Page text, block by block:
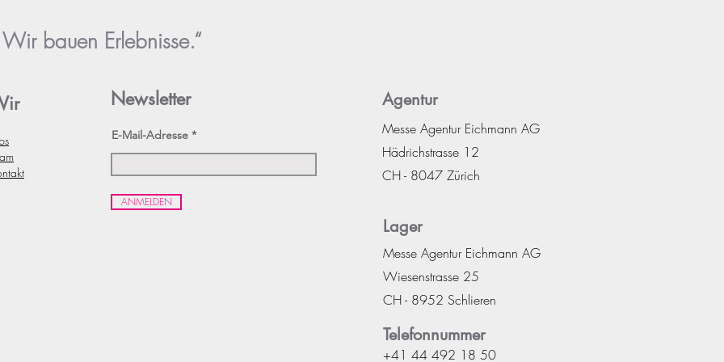
Konstruktion ist unser
Wir bauen Erlebnisse.“
E-Mail-Adresse
Newsletter
ANMELDEN
Agentur
Messe Agentur Eichmann AG
Hädrichstrasse 12
CH - 8047 Zürich
Lager
Messe Agentur Eichmann AG
Wiesenstrasse 25
CH - 8952 Schlieren
Telefonnummer
+41 44 492 18 50